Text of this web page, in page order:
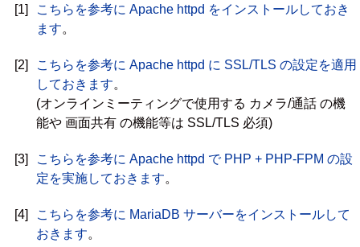
[1]
こちらを参考に Apache httpd をインストールしておき
ます。
[2]
こちらを参考に Apache httpd に SSL/TLS の設定を適用
しておきます。
(オンラインミーティングで使用する カメラ/通話 の機
能や 画面共有 の機能等は SSL/TLS 必須)
[3]
こちらを参考に Apache httpd で PHP + PHP-FPM の設
定を実施しておきます。
[4]
こちらを参考に MariaDB サーバーをインストールして
おきます。